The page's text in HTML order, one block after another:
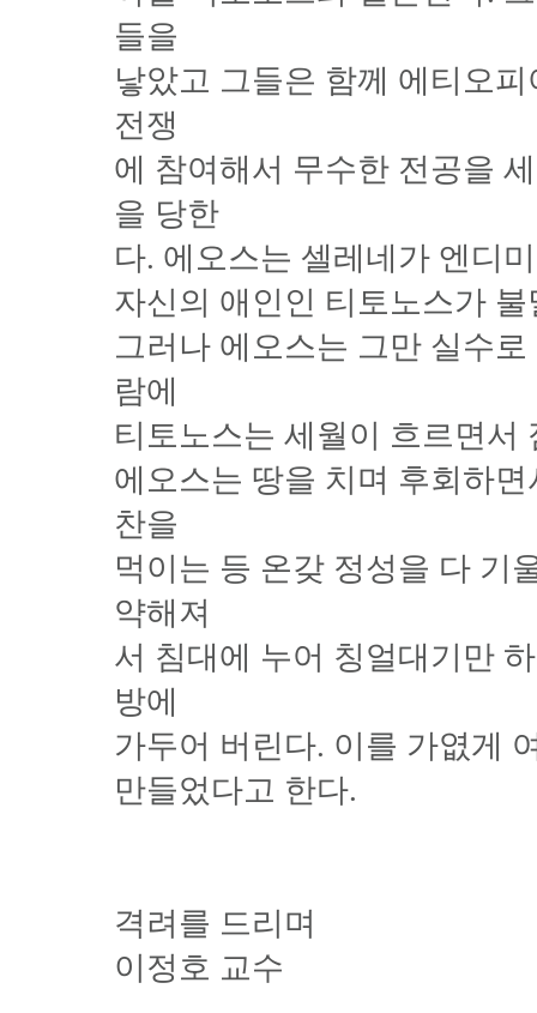
들을
낳았고 그들은 함께 에티오
전쟁
에 참여해서 무수한 전공을
을 당한
다. 에오스는 셀레네가 엔디
자신의 애인인 티토노스가
그러나 에오스는 그만 실수
람에
티토노스는 세월이 흐르면서
에오스는 땅을 치며 후회하
찬을
먹이는 등 온갖 정성을 다 기
약해져
서 침대에 누어 칭얼대기만
방에
가두어 버린다. 이를 가엾게
만들었다고 한다.
격려를 드리며
이정호 교수